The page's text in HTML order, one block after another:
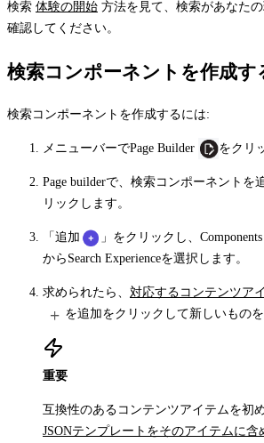
検索 体験の開始 方法を見て、検索があなた
確認してください。
検索コンポーネントを作成す
検索コンポーネントを作成するには:
メニューバーでPage Builder をクリ
Page builderで、検索コンポーネントを
リックします。
「追加 」をクリックし、Components
から Search Experienceを選択します。
求められたら、 対応するコンテンツア
を追加をクリックして新しいもの
重要
互換性のあるコンテンツアイテムを初
JSONテンプレートをそのアイテムに含